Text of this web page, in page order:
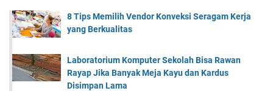
8 Tips Memilih Vendor Konveksi Seragam Kerja
yang Berkualitas
Laboratorium Komputer Sekolah Bisa Rawan
Rayap Jika Banyak Meja Kayu dan Kardus
Disimpan Lama